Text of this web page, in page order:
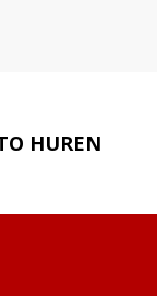
HUREN